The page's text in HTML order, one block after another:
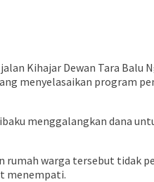
Kihajar Dewan Tara
menyelasaikan program
menggalangkan dana
warga tersebut tidak
menempati.